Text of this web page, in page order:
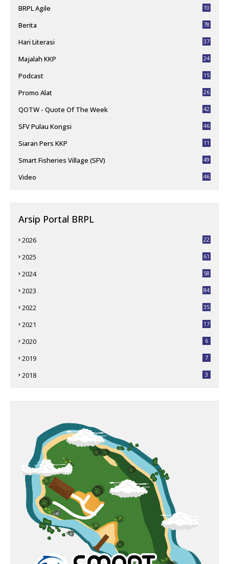
BRPL Agile
10
Berita 78
Hari Literasi 37
Majalah KKP 24
Podcast 15
Promo Alat 26
QOTW - Quote Of The Week 42
SFV Pulau Kongsi 46
Siaran Pers KKP
11
Smart Fisheries Village (SFV) 49
Video 46
Arsip Portal BRPL
2026
22
2025
61
2024
58
2023 84
2022 35
2021 17
2020 6
2019 7
2018 3